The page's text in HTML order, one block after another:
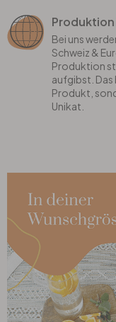
Produktion
Bei uns
Schweiz &
Produktion
aufgibst. Das
Produkt,
Unikat.